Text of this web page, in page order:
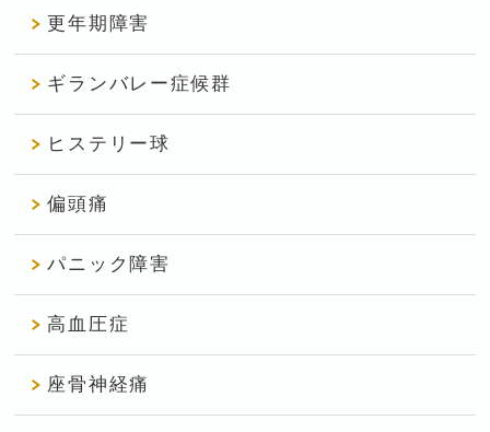
更年期障害
ギランバレー症候群
ヒステリー球
偏頭痛
パニック障害
高血圧症
座骨神経痛